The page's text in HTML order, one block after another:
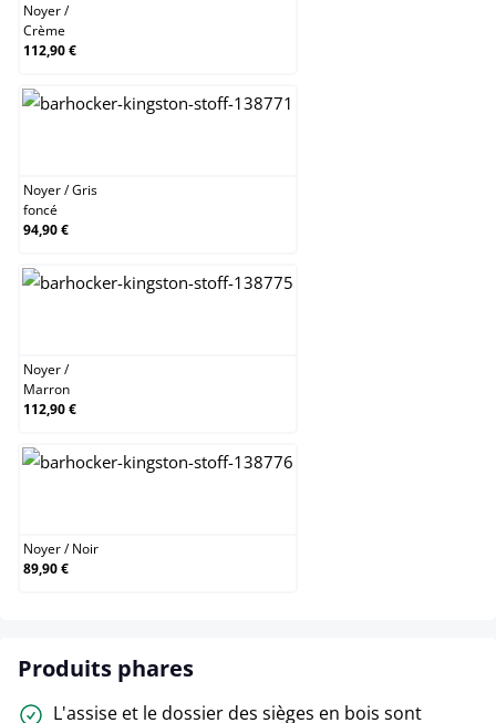
Noyer/
Crème
112,90 €
Noyer/Gris
foncé
94,90 €
Noyer/
Marron
112,90 €
Noyer/Noir
89,90 €
Produits phares
L'assise et le dossier des sièges en bois sont